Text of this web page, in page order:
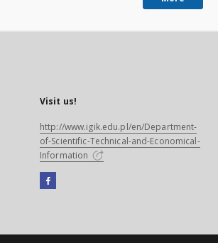
Visit us!
http://www.igik.edu.pl/en/Department-
of-Scientific-Technical-and-Economical-
Information
Facebook
open